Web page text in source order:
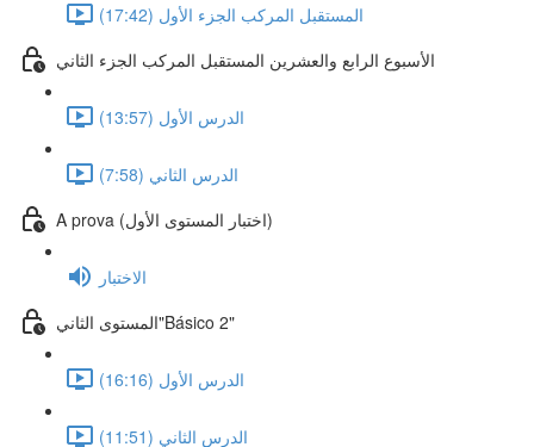
المستقبل المركب الجزء الأول (17:42)
الأسبوع الرابع والعشرين المستقبل المركب الجزء الثاني
الدرس الأول (13:57)
الدرس الثاني (7:58)
A prova (اختبار المستوى الأول)
الاختبار
المستوى الثاني"Básico 2"
الدرس الأول (16:16)
الدرس الثاني (11:51)